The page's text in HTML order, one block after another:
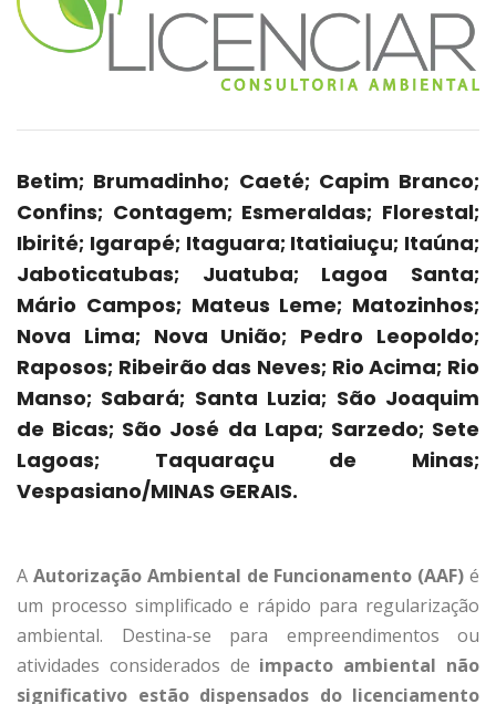
Betim; Brumadinho; Caeté; Capim Branco;
Confins; Contagem; Esmeraldas; Florestal;
Ibirité; Igarapé; Itaguara; Itatiaiuçu; Itaúna;
Jaboticatubas; Juatuba; Lagoa Santa;
Mário Campos; Mateus Leme; Matozinhos;
Nova Lima; Nova União; Pedro Leopoldo;
Raposos; Ribeirão das Neves; Rio Acima; Rio
Manso; Sabará; Santa Luzia; São Joaquim
de Bicas; São José da Lapa; Sarzedo; Sete
Lagoas; Taquaraçu de Minas;
Vespasiano/MINAS GERAIS.
A Autorização Ambiental de Funcionamento (AAF) é
um processo simplificado e rápido para regularização
ambiental. Destina-se para empreendimentos ou
atividades considerados de impacto ambiental não
significativo estão dispensados do licenciamento